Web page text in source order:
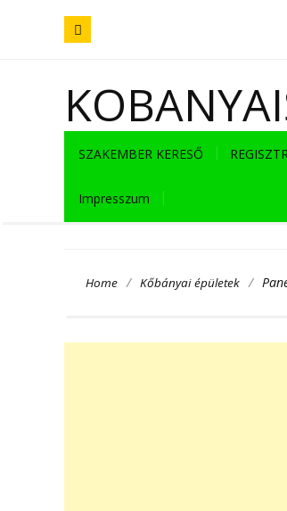
SZAKEMBER KERESŐ
Impresszum
Home / Kőbányai épületek /